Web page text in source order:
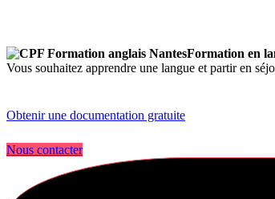
Formation en
Vous souhaitez apprendre une langue et partir en
Obtenir une documentation gratuite
Nous contacter